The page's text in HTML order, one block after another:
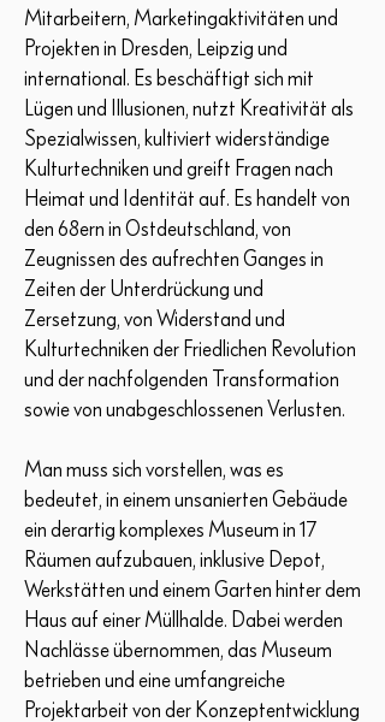
Mitarbeitern, Marketingaktivitäten und
Projekten in Dresden, Leipzig und
international. Es beschäftigt sich mit
Lügen und Illusionen, nutzt Kreativität als
Spezialwissen, kultiviert widerständige
Kulturtechniken und greift Fragen nach
Heimat und Identität auf. Es handelt von
den 68ern in Ostdeutschland, von
Zeugnissen des aufrechten Ganges in
Zeiten der Unterdrückung und
Zersetzung, von Widerstand und
Kulturtechniken der Friedlichen Revolution
und der nachfolgenden Transformation
sowie von unabgeschlossenen Verlusten.
Man muss sich vorstellen, was es
bedeutet, in einem unsanierten Gebäude
ein derartig komplexes Museum in 17
Räumen aufzubauen, inklusive Depot,
Werkstätten und einem Garten hinter dem
Haus auf einer Müllhalde. Dabei werden
Nachlässe übernommen, das Museum
betrieben und eine umfangreiche
Projektarbeit von der Konzeptentwicklung